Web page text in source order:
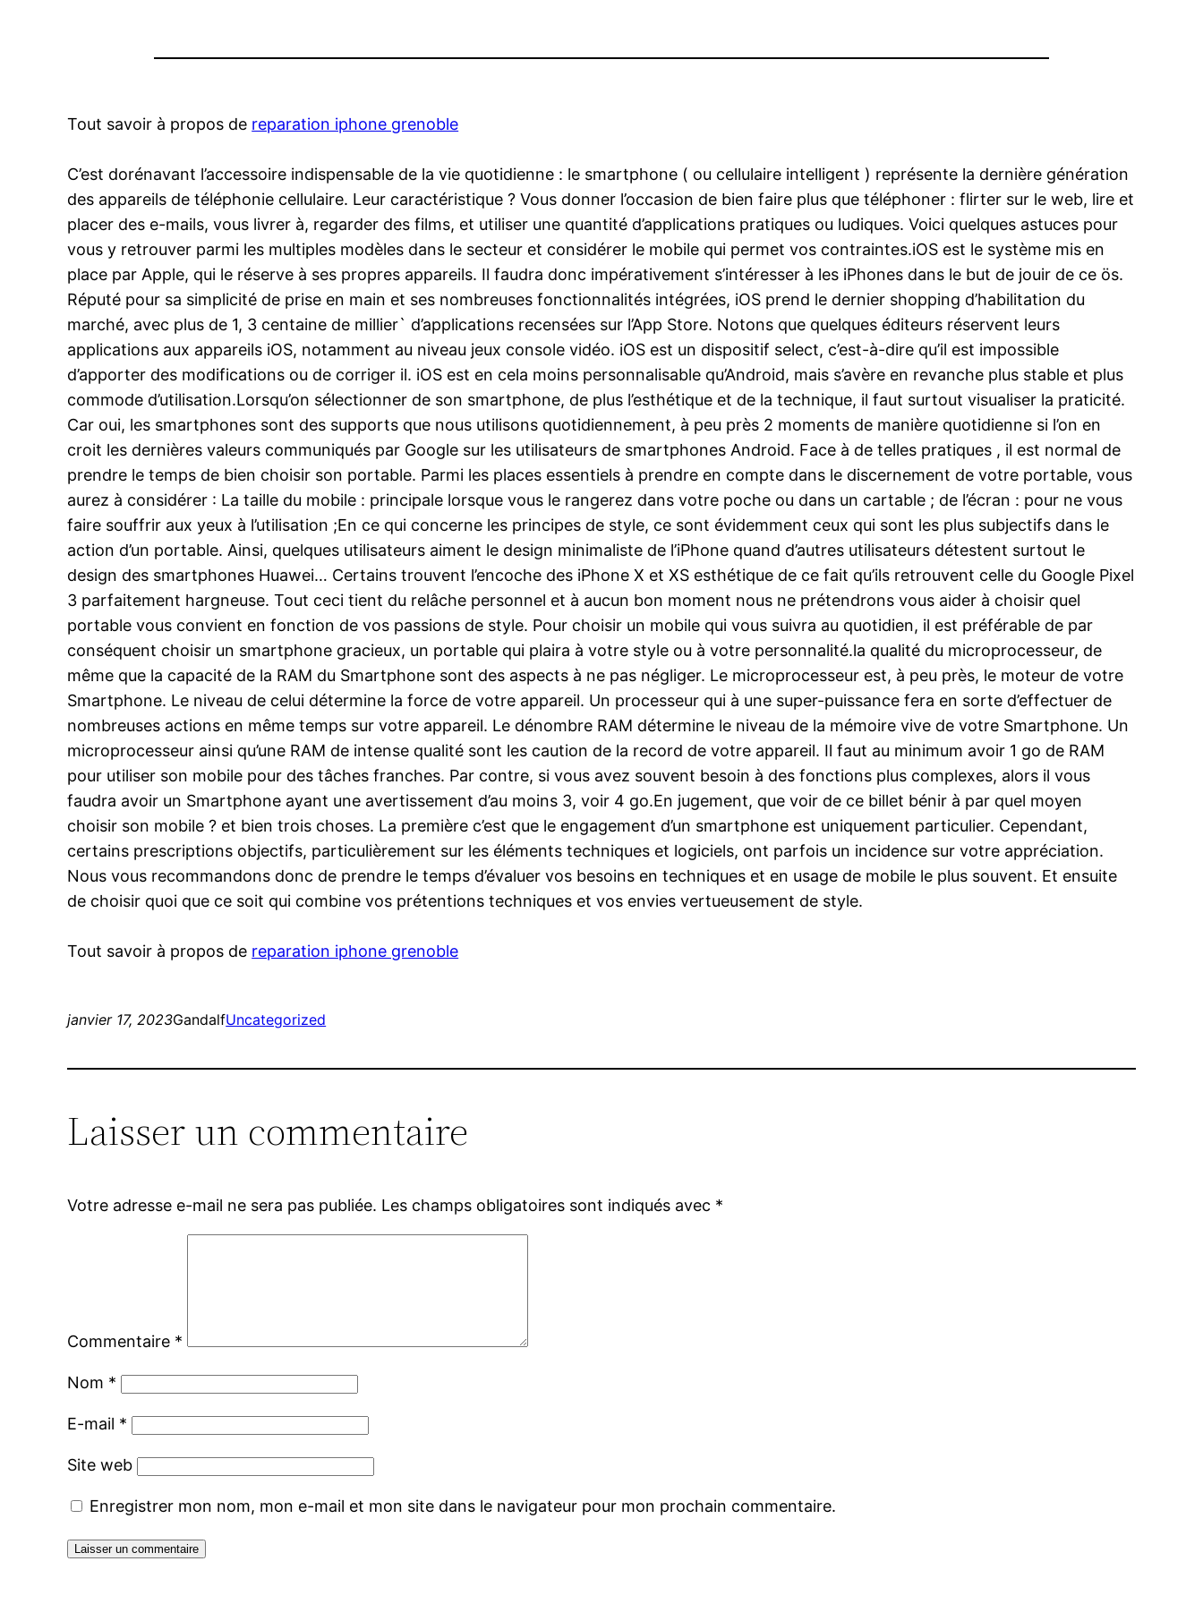
Tout savoir à propos de reparation iphone grenoble
C’est dorénavant l’accessoire indispensable de la vie quotidienne : le smartphone ( ou cellulaire intelligent ) représente la dernière génération
des appareils de téléphonie cellulaire. Leur caractéristique ? Vous donner l’occasion de bien faire plus que téléphoner : flirter sur le web, lire et
placer des e-mails, vous livrer à, regarder des films, et utiliser une quantité d’applications pratiques ou ludiques. Voici quelques astuces pour
vous y retrouver parmi les multiples modèles dans le secteur et considérer le mobile qui permet vos contraintes.iOS est le système mis en
place par Apple, qui le réserve à ses propres appareils. Il faudra donc impérativement s’intéresser à les iPhones dans le but de jouir de ce ös.
Réputé pour sa simplicité de prise en main et ses nombreuses fonctionnalités intégrées, iOS prend le dernier shopping d’habilitation du
marché, avec plus de 1, 3 centaine de millier` d’applications recensées sur l’App Store. Notons que quelques éditeurs réservent leurs
applications aux appareils iOS, notamment au niveau jeux console vidéo. iOS est un dispositif select, c’est-à-dire qu’il est impossible
d’apporter des modifications ou de corriger il. iOS est en cela moins personnalisable qu’Android, mais s’avère en revanche plus stable et plus
commode d’utilisation.Lorsqu’on sélectionner de son smartphone, de plus l’esthétique et de la technique, il faut surtout visualiser la praticité.
Car oui, les smartphones sont des supports que nous utilisons quotidiennement, à peu près 2 moments de manière quotidienne si l’on en
croit les dernières valeurs communiqués par Google sur les utilisateurs de smartphones Android. Face à de telles pratiques , il est normal de
prendre le temps de bien choisir son portable. Parmi les places essentiels à prendre en compte dans le discernement de votre portable, vous
aurez à considérer : La taille du mobile : principale lorsque vous le rangerez dans votre poche ou dans un cartable ; de l’écran : pour ne vous
faire souffrir aux yeux à l’utilisation ;En ce qui concerne les principes de style, ce sont évidemment ceux qui sont les plus subjectifs dans le
action d’un portable. Ainsi, quelques utilisateurs aiment le design minimaliste de l’iPhone quand d’autres utilisateurs détestent surtout le
design des smartphones Huawei… Certains trouvent l’encoche des iPhone X et XS esthétique de ce fait qu’ils retrouvent celle du Google Pixel
3 parfaitement hargneuse. Tout ceci tient du relâche personnel et à aucun bon moment nous ne prétendrons vous aider à choisir quel
portable vous convient en fonction de vos passions de style. Pour choisir un mobile qui vous suivra au quotidien, il est préférable de par
conséquent choisir un smartphone gracieux, un portable qui plaira à votre style ou à votre personnalité.la qualité du microprocesseur, de
même que la capacité de la RAM du Smartphone sont des aspects à ne pas négliger. Le microprocesseur est, à peu près, le moteur de votre
Smartphone. Le niveau de celui détermine la force de votre appareil. Un processeur qui à une super-puissance fera en sorte d’effectuer de
nombreuses actions en même temps sur votre appareil. Le dénombre RAM détermine le niveau de la mémoire vive de votre Smartphone. Un
microprocesseur ainsi qu’une RAM de intense qualité sont les caution de la record de votre appareil. Il faut au minimum avoir 1 go de RAM
pour utiliser son mobile pour des tâches franches. Par contre, si vous avez souvent besoin à des fonctions plus complexes, alors il vous
faudra avoir un Smartphone ayant une avertissement d’au moins 3, voir 4 go.En jugement, que voir de ce billet bénir à par quel moyen
choisir son mobile ? et bien trois choses. La première c’est que le engagement d’un smartphone est uniquement particulier. Cependant,
certains prescriptions objectifs, particulièrement sur les éléments techniques et logiciels, ont parfois un incidence sur votre appréciation.
Nous vous recommandons donc de prendre le temps d’évaluer vos besoins en techniques et en usage de mobile le plus souvent. Et ensuite
de choisir quoi que ce soit qui combine vos prétentions techniques et vos envies vertueusement de style.
Tout savoir à propos de reparation iphone grenoble
janvier 17, 2023GandalfUncategorized
Laisser un commentaire
Votre adresse e-mail ne sera pas publiée. Les champs obligatoires sont indiqués avec *
Commentaire *
Nom *
E-mail *
Site web
Enregistrer mon nom, mon e-mail et mon site dans le navigateur pour mon prochain commentaire.